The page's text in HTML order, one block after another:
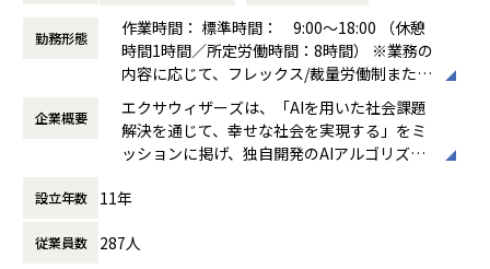
3重奏で、AIエージェント時代の新たなビジネスモデルを築
（https://insight.axc.ne.jp/article/company/6256/）
exaBase StudioでAI開発の壁を取り払う ― 誰もがDXを駆動
できる未来の実現を目指して - 前編
■企業・事業概要
長し続けています。
特に2023年以降の生成AIの爆発的な普及も追い風となり、20
23年度の売り上げは約84億、
2024度は約100億円を目指しており、従業員は550名程度に
拡大しました。*
参考：「Integrated Report 2024」「2024年3月期 第3四半
料」 より
今回のポジションでは、自社のAI開発プラットフォーム「ex
勤務形態
作業時間： 標準時間： 9:00～18:00 （休憩
時間1時間／所定労働時間：8時間） ※業務の
内容に応じて、フレックス/裁量労働制または
管理監督者としての勤務形態を適応 【フレッ
クス制】 フレキシブルタイム：なし コアタイ
ム：10:00～16:00 標準労働時間：8時間 【専
門業務型裁量労働制】 標準時間：9:00-19:00
（上記はみなし労働時間のため、開始と終わ
りはいつでもOK） ※ご自身の最もパフォー
マンスが上がる時間で仕事をしてください。
働き方：
企業概要
エクサウィザーズは、「AIを用いた社会課題
解決を通じて、幸せな社会を実現する」をミ
ッションに掲げ、独自開発のAIアルゴリズム
わせたAIサービスを顧客及び事業提携先に開
会課題の解決を図っております。
設立年数 11年
従業員数 287人